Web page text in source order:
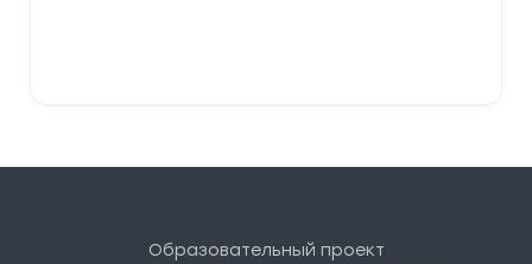
Образовательный проект